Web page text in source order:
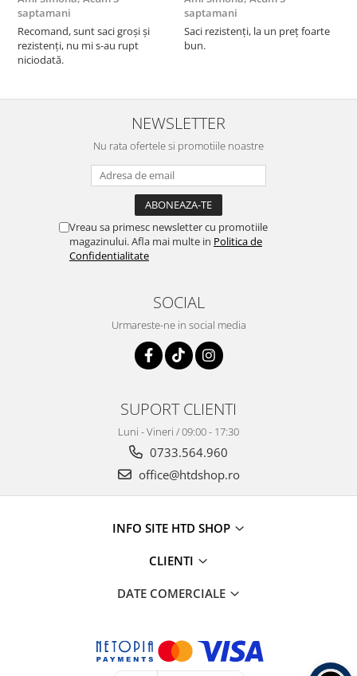
saptamani
Recomand, sunt saci groși și
rezistenți, nu mi s-au rupt
niciodată.
saptamani
Saci rezistenți, la un preț foarte
bun.
NEWSLETTER
Nu rata ofertele si promotiile noastre
Vreau sa primesc newsletter cu promotiile
magazinului. Afla mai multe in Politica de
Confidentialitate
SOCIAL
Urmareste-ne in social media
SUPORT CLIENTI
Luni - Vineri / 09:00 - 17:30
0733.564.960
office@htdshop.ro
INFO SITE HTD SHOP
CLIENTI
DATE COMERCIALE